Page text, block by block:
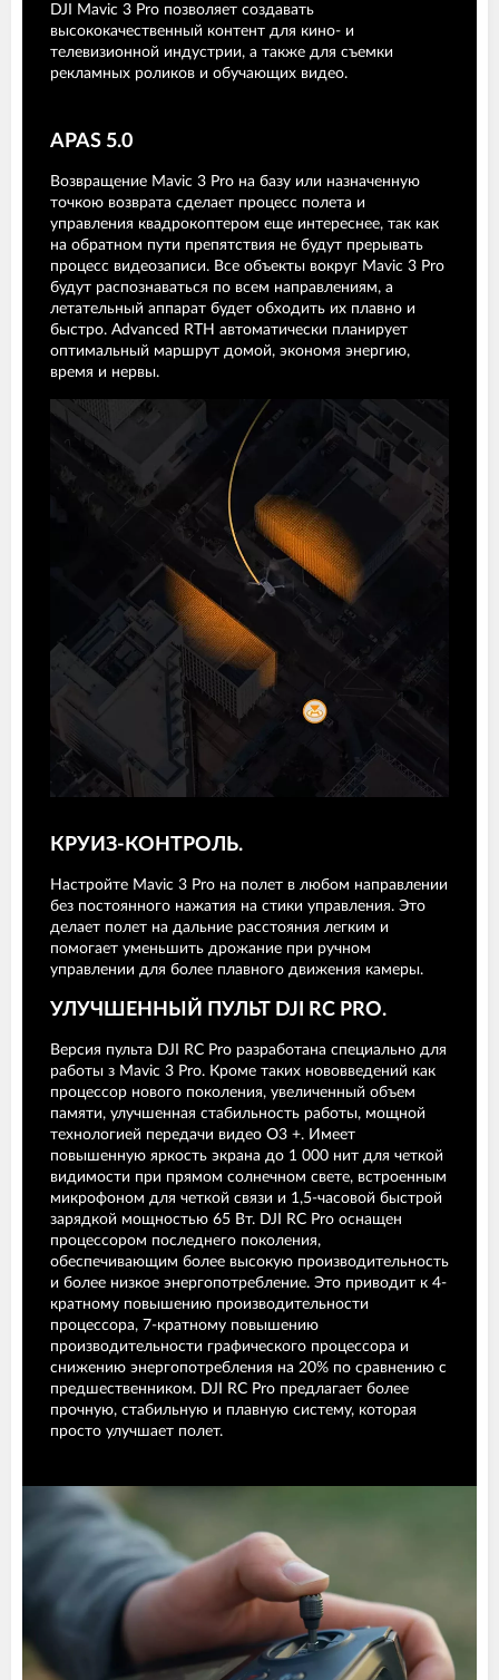
DJI Mavic 3 Pro позволяет создавать
высококачественный контент для кино- и
телевизионной индустрии, а также для съемки
рекламных роликов и обучающих видео.
APAS 5.0
Возвращение Mavic 3 Pro на базу или назначенную
точкою возврата сделает процесс полета и
управления квадрокоптером еще интереснее, так как
на обратном пути препятствия не будут прерывать
процесс видеозаписи. Все объекты вокруг Mavic 3 Pro
будут распознаваться по всем направлениям, а
летательный аппарат будет обходить их плавно и
быстро. Advanced RTH автоматически планирует
оптимальный маршрут домой, экономя энергию,
время и нервы.
КРУИЗ-КОНТРОЛЬ.
Настройте Mavic 3 Pro на полет в любом направлении
без постоянного нажатия на стики управления. Это
делает полет на дальние расстояния легким и
помогает уменьшить дрожание при ручном
управлении для более плавного движения камеры.
УЛУЧШЕННЫЙ ПУЛЬТ DJI RC PRO.
Версия пульта DJI RC Pro разработана специально для
работы з Mavic 3 Pro. Кроме таких нововведений как
процессор нового поколения, увеличенный объем
памяти, улучшенная стабильность работы, мощной
технологией передачи видео O3 +. Имеет
повышенную яркость экрана до 1 000 нит для четкой
видимости при прямом солнечном свете, встроенным
микрофоном для четкой связи и 1,5-часовой быстрой
зарядкой мощностью 65 Вт. DJI RC Pro оснащен
процессором последнего поколения,
обеспечивающим более высокую производительность
и более низкое энергопотребление. Это приводит к 4-
кратному повышению производительности
процессора, 7-кратному повышению
производительности графического процессора и
снижению энергопотребления на 20% по сравнению с
предшественником. DJI RC Pro предлагает более
прочную, стабильную и плавную систему, которая
просто улучшает полет.